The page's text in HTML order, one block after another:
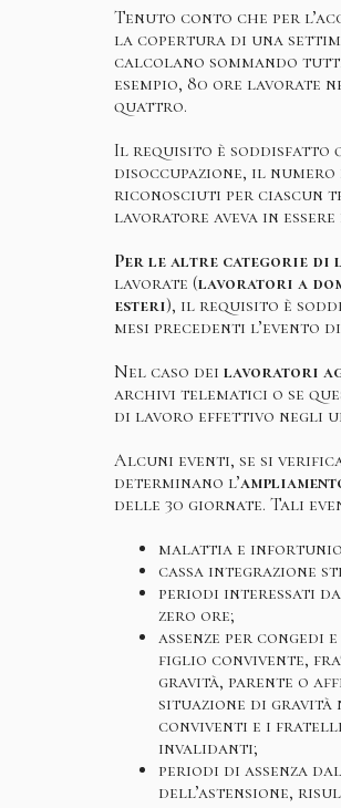
Tenuto conto che per
la copertura di una
calcolano sommando
esempio, 80 ore lavorate
quattro.
Il requisito è soddisfatto
disoccupazione, il
riconosciuti per ciascun
lavoratore aveva in
Per le altre categorie di
lavorate (lavoratori a
esteri), il requisito è
mesi precedenti l’evento
Nel caso dei lavoratori
archivi telematici o se
di lavoro effettivo negli
Alcuni eventi, se si
determinano l’
delle 30 giornate. Tali
malattia e
cassa integrazione
periodi interessati
zero ore;
assenze per
figlio convivente,
gravità, parente o
situazione di
conviventi e i
invalidanti;
periodi di assenza
dell’astensione,